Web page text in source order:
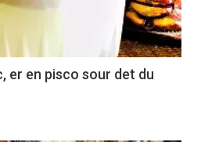
er en pisco sour det du